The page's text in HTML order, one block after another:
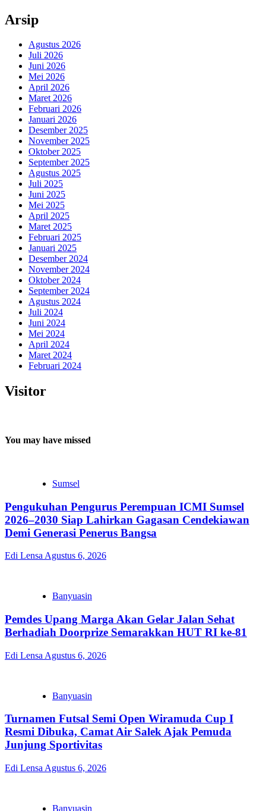
Arsip
Agustus 2026
Juli 2026
Juni 2026
Mei 2026
April 2026
Maret 2026
Februari 2026
Januari 2026
Desember 2025
November 2025
Oktober 2025
September 2025
Agustus 2025
Juli 2025
Juni 2025
Mei 2025
April 2025
Maret 2025
Februari 2025
Januari 2025
Desember 2024
November 2024
Oktober 2024
September 2024
Agustus 2024
Juli 2024
Juni 2024
Mei 2024
April 2024
Maret 2024
Februari 2024
Visitor
You may have missed
Sumsel
Pengukuhan Pengurus Perempuan ICMI Sumsel
2026–2030 Siap Lahirkan Gagasan Cendekiawan
Demi Generasi Penerus Bangsa
Edi Lensa Agustus 6, 2026
Banyuasin
Pemdes Upang Marga Akan Gelar Jalan Sehat
Berhadiah Doorprize Semarakkan HUT RI ke-81
Edi Lensa Agustus 6, 2026
Banyuasin
Turnamen Futsal Semi Open Wiramuda Cup I
Resmi Dibuka, Camat Air Salek Ajak Pemuda
Junjung Sportivitas
Edi Lensa Agustus 6, 2026
Banyuasin